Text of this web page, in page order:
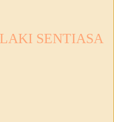
SENTIASA